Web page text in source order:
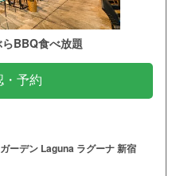
BBQ食べ放題
・予約
ーデン Laguna ラグーナ 新宿